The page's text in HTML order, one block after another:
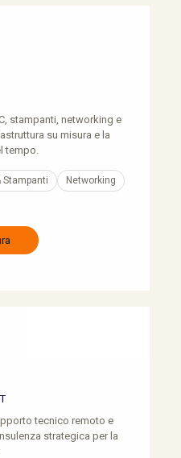
stampanti, networking e
su misura e la
tempo.
Stampanti
Networking
tecnico remoto e
strategica per la